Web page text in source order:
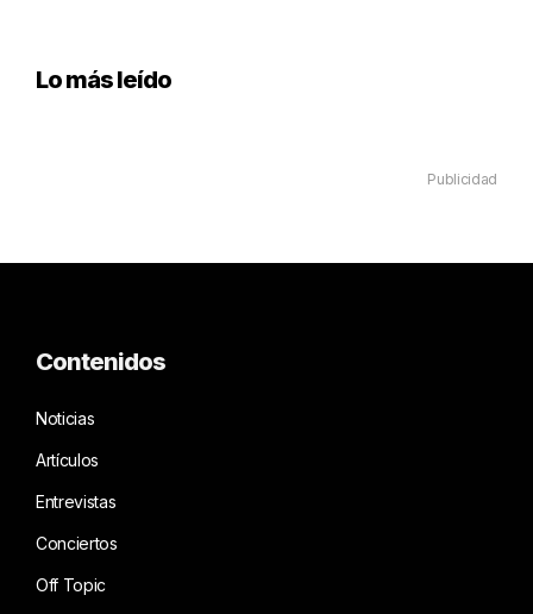
Lo más leído
Publicidad
Contenidos
Noticias
Artículos
Entrevistas
Conciertos
Off Topic